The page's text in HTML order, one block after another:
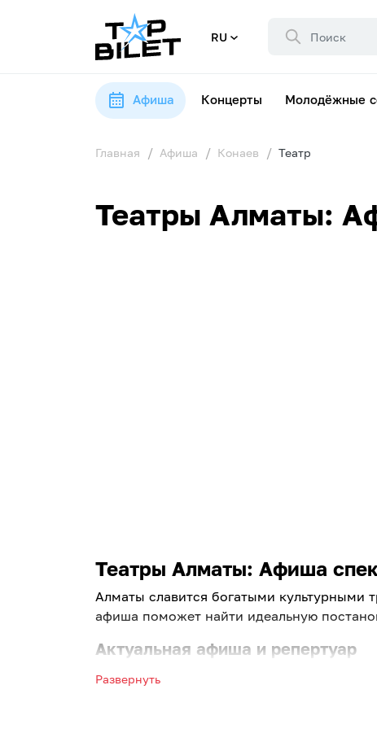
RU
Афиша Концерты Молодёжные
Главная Афиша Конаев Театр
Театры Алматы:
Театры Алматы: Афиша
Алматы славится богатыми культурными
афиша поможет найти идеальную
Актуальная афиша и репертуар
Выбирайте лучшие постановки ведущих
Развернуть